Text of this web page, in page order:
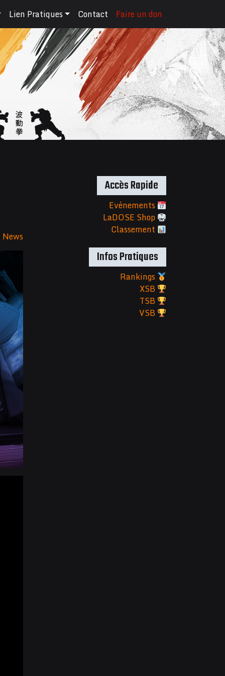
Lien Pratiques Contact Faire un don
News
Accès Rapide
Evénements
LaDOSE Shop
Classement
Infos Pratiques
Rankings
XSB
TSB
VSB